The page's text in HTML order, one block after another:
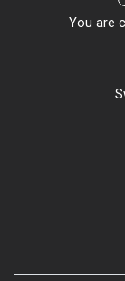
You are